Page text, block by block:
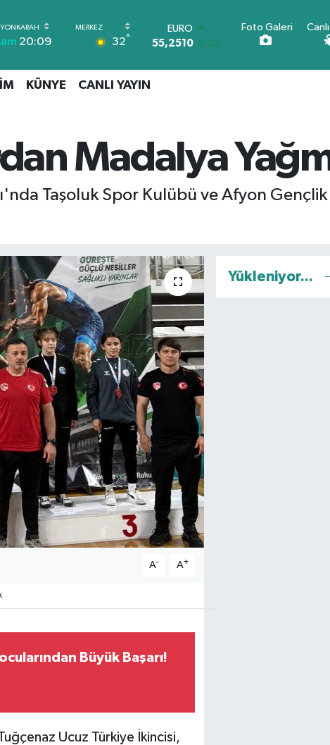
20:09 32°
55,2510
0.32
STERLİN
64.944,08
-0.18
DOLAR
47,7436
Foto Galeri
KÜNYE CANLI YAYIN
Madalya
Taşoluk Spor Kulübü ve Afyon
A- A+
Büyük Başarı!
Ucuz Türkiye İkincisi,
Yükleniyor...